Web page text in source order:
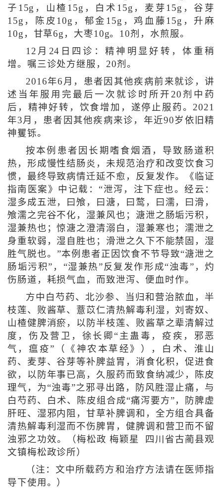
子15g，山楂15g，白术15g，麦芽15g，谷芽
15g，陈皮10g，郁金15g，鸡血藤15g，升麻
10g，甘草6g，大枣10g。10剂，水煎服。
12月24日四诊：精神明显好转，体重稍
增。嘱三诊处方继服，20剂。
2016年6月，患者因其他疾病前来就诊，讲
述当年服用完最后一次就诊时所开20剂中药
后，精神好转，饮食增加，遂停止服药。2021
年3月，患者因其他疾病来诊，年近90岁依旧精
神矍铄。
按本例患者因长期嗜食烟酒，导致肠道积
热，形成慢性结肠炎，未规范治疗和改变饮食习
惯，最终导致病情迁延不愈，反复发作。《临证
指南医案》中记载：“泄泻，注下症也。经云：
湿多成五泄，曰飧，曰溏，曰鹜，曰濡，曰滑，
飧濡之完谷不化，湿兼风也；溏泄之肠垢污积，
湿兼热也；惊溏之澄清溺白，湿兼寒也；濡泄之
身重软弱，湿自胜也；滑泄之久下不能禁固，湿
胜气脱也。”本例患者正因饮食不节导致“溏泄之
肠垢污积”，“湿兼热”反复发作形成“浊毒”，灼
伤肠道，耗损气血，而致泄泻、便血时作。
方中白芍药、北沙参、当归和营治脓血，半
枝莲、败酱草、薏苡仁清热解毒利湿，刘寄奴、
山楂健脾消瘀，以防半枝莲、败酱草之辈清解过
度，伤及营卫，徐长卿“主蛊毒，疫疾，邪恶
气，瘟疫”（《神农本草经》），白术、淮山
药、麦芽、谷芽等补脾益胃，消食化积，促进食
欲，以防年事已高，久服药而致食纳减少，陈皮
理气，为“浊毒”之邪寻出路，防风胜湿止痛，与
白芍药、白术、陈皮组合成“痛泻要方”，防脾虚
肝旺、湿邪内阻，甘草补脾调和，全方组合具备
清热解毒利湿而不伤脾胃，健脾调和营卫而不留
浊邪之功效。（梅松政 梅颖星 四川省古蔺县观
文镇梅松政诊所）
（注：文中所载药方和治疗方法请在医师指
导下使用。）